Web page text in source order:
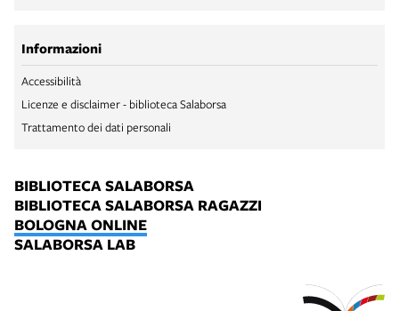
Informazioni
Accessibilità
Licenze e disclaimer - biblioteca Salaborsa
Trattamento dei dati personali
BIBLIOTECA SALABORSA
BIBLIOTECA SALABORSA RAGAZZI
BOLOGNA ONLINE
SALABORSA LAB